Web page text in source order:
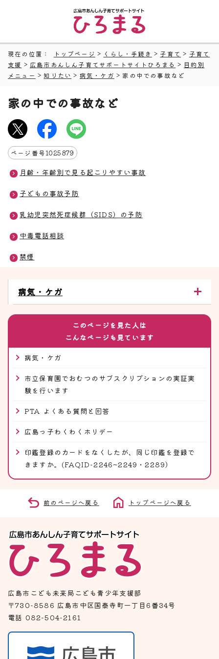
現在の位置： トップページ > くらし・手続き > 子育て > 子育て
支援 > 広島市あんしん子育てサポートサイトひろまる > 目的別
メニュー >知りたい > 病気・ケガ > 家の中での事故など
家の中での事故など
ページ番号1025879
月齢・年齢別で見る起こりやすい事故
子どもの事故予防
乳幼児突然死症候群（SIDS）の予防
中毒電話相談
禁煙
病気・ケガ
このページを見た人は
こんなページも見ています
病気・ケガ
市立保育園でおむつのサブスクリプションの実証実
験を行います
PTA よくある質問と回答
広島っ子わくわくホリデー
印鑑登録のカードをなくしたが、同じ印鑑を登録で
きますか。(FAQID-2246~2249・2289）
前のページへ戻る トップページへ戻る
広島市こども未来局こども青少年支援部
〒730-8586 広島市中区国泰寺町一丁目6番34号
電話 082-504-2161